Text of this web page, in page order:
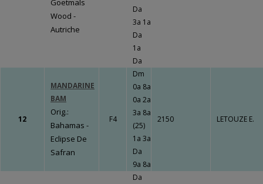
Un travail
gigantesque qui
va porter ses
Fermer
LE BOURG
Fermer
Goetmals
Wood -
Autriche
Da
3a 1a
Da
1a
Da
12
MANDARINE
BAM
Orig.:
Bahamas -
Eclipse De
Safran
F4
Dm
0a 8a
0a 2a
3a 8a
(25)
1a 3a
Da
9a 8a
2150 LETOUZE E.
Da